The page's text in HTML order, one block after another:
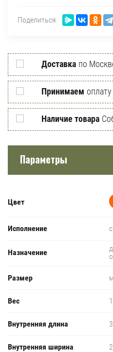
Поделиться
Доставка по
Принимаем
Наличие товара
Параметры
Цвет
Исполнение
Назначение
Размер
Вес
Внутренняя длина
Внутренняя ширина